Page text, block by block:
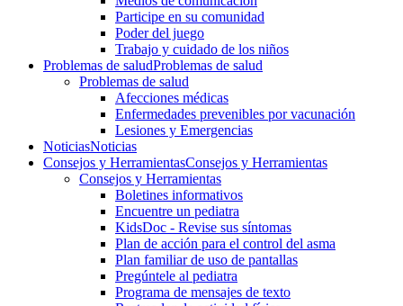
Participe en su comunidad
Poder del juego
Trabajo y cuidado de los niños
Problemas de saludProblemas de salud
Problemas de salud
Afecciones médicas
Enfermedades prevenibles por vacunación
Lesiones y Emergencias
NoticiasNoticias
Consejos y HerramientasConsejos y Herramientas
Consejos y Herramientas
Boletines informativos
Encuentre un pediatra
KidsDoc - Revise sus síntomas
Plan de acción para el control del asma
Plan familiar de uso de pantallas
Pregúntele al pediatra
Programa de mensajes de texto